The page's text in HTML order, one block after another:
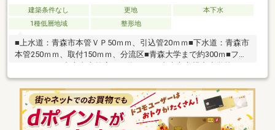
建築条件なし 更地
本下水
1種低層地域
整形地
■上水道：青森市本管ＶＰ50ｍｍ、引込管20ｍｍ■下水道：青森市
本管250ｍｍ、取付150ｍｍ、分流区■青森大学まで約300ｍ■ファ
約1200ｍ■青森市立横内中学校まで約1100ｍ＜No.1206＞